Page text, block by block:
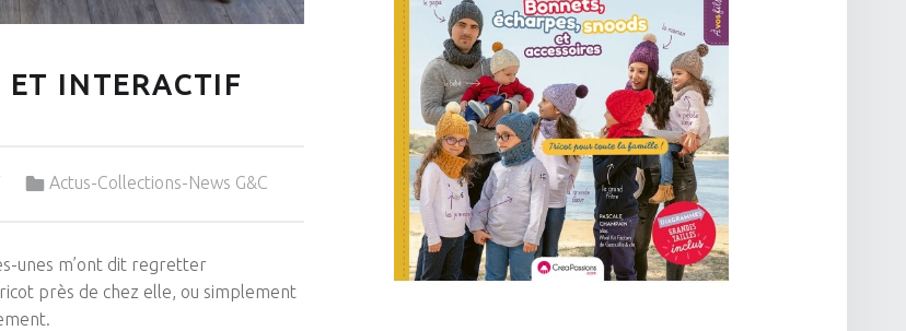
INTERACTIF
Actus-Collections-News G&C
unes m’ont dit regretter
près de chez elle, ou simplement